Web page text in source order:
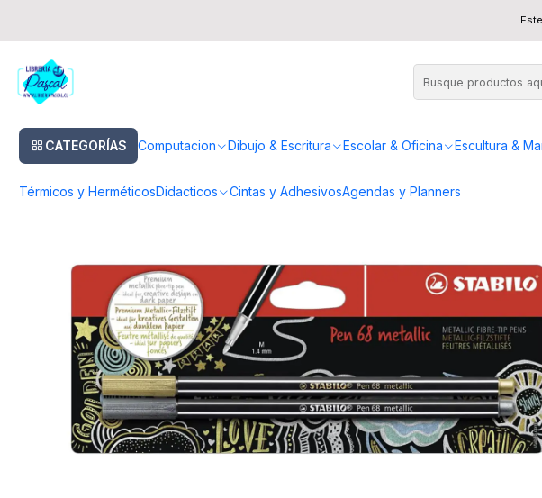
CATEGORÍAS Computacion Dibujo & Escritura Escolar & Oficina Escultura &
Térmicos y HerméticosDidacticos Cintas y AdhesivosAgendas y Planners
Set 2 Marcadores Stabilo Pen 68